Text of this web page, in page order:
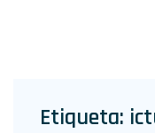
Etiqueta: